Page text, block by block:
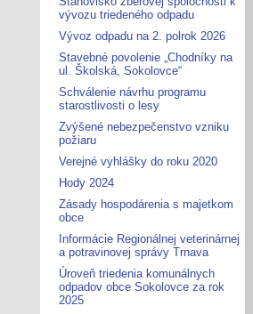
vývozu triedeného odpadu
Vývoz odpadu na 2. polrok 2026
Stavebné povolenie „Chodníky na
ul. Školská, Sokolovce“
Schválenie návrhu programu
starostlivosti o lesy
Zvýšené nebezpečenstvo vzniku
požiaru
Verejné vyhlášky do roku 2020
Hody 2024
Zásady hospodárenia s majetkom
obce
Informácie Regionálnej veterinárnej
a potravinovej správy Trnava
Úroveň triedenia komunálnych
odpadov obce Sokolovce za rok
2025